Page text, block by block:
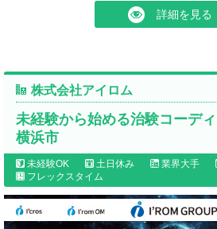
詳細を見る
株式会社アイロム
未経験から始める治験コーデ
横浜市
未経験OK 土日休み 業界大手
フレックスタイム